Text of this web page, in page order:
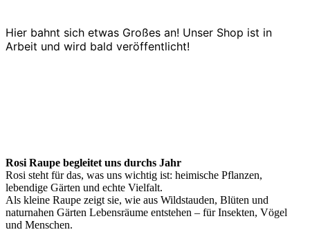
Hier bahnt sich etwas Großes an! Unser Shop ist in
Arbeit und wird bald veröffentlicht!
Rosi Raupe begleitet uns durchs Jahr
Rosi steht für das, was uns wichtig ist: heimische Pflanzen,
lebendige Gärten und echte Vielfalt.
Als kleine Raupe zeigt sie, wie aus Wildstauden, Blüten und
naturnahen Gärten Lebensräume entstehen – für Insekten, Vögel
und Menschen.